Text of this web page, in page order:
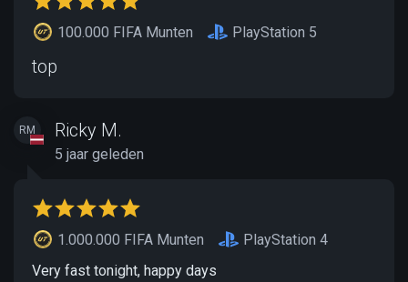
100.000 FIFA Munten PlayStation 5
top
RM Ricky M.
5 jaar geleden
1.000.000 FIFA Munten
PlayStation 4
Very fast tonight, happy days